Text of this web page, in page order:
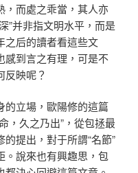
，而處之乖當，其人亦
”并非指文明水平，而是
之后的讀者看這些文
感到言之有理，可是不
反映呢？
的立場，歐陽修的這篇
，久之乃出”，從包拯最
提出，對于所謂“名節”
。說來也有興趣思，包